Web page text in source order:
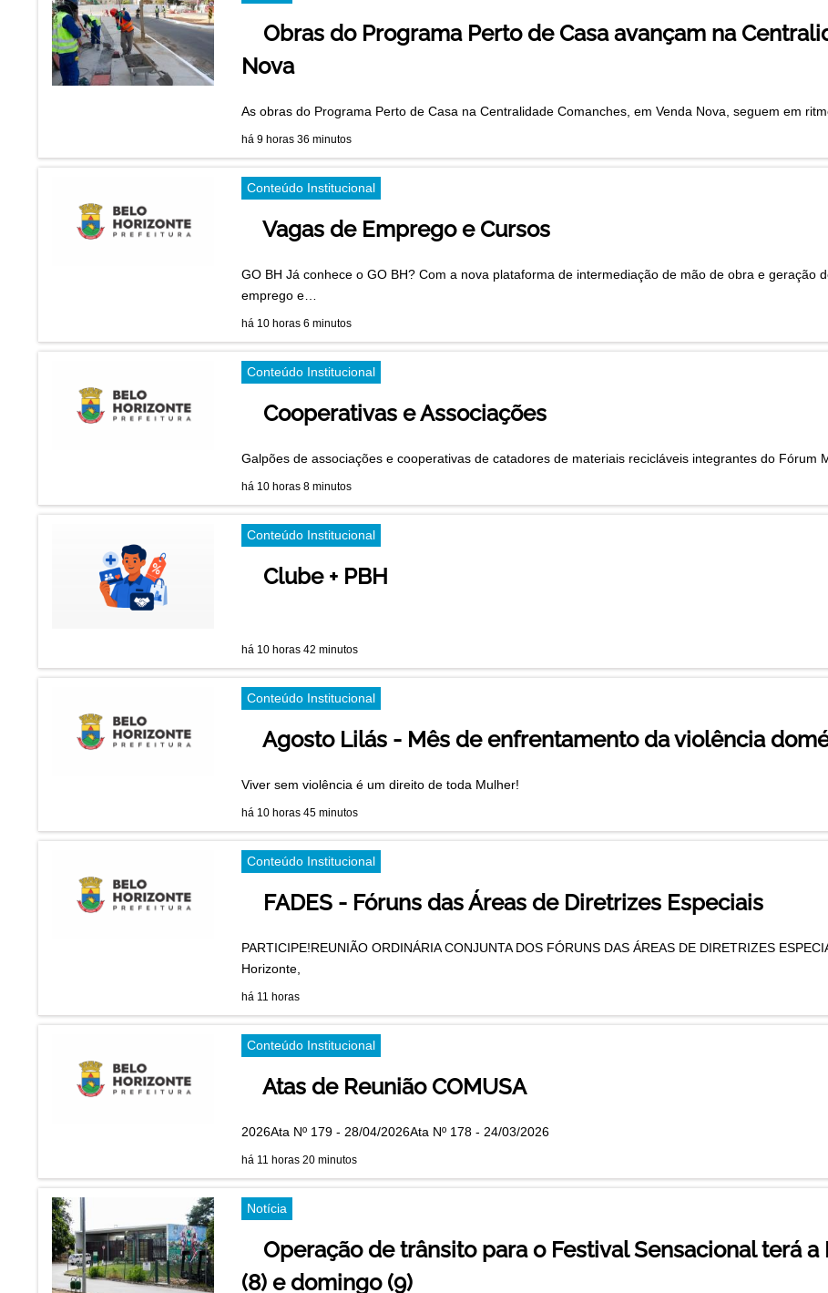
Obras do Programa Perto de Casa avançam na
Nova
As obras do Programa Perto de Casa na Centralidade Comanches, em Venda Nova, seguem em
há 9 horas 36 minutos
Conteúdo Institucional
Vagas de Emprego e Cursos
GO BH Já conhece o GO BH? Com a nova plataforma de intermediação de mão de obra e geração
emprego e…
há 10 horas 6 minutos
Conteúdo Institucional
Cooperativas e Associações
Galpões de associações e cooperativas de catadores de materiais recicláveis integrantes do Fórum
há 10 horas 8 minutos
Conteúdo Institucional
Clube + PBH
há 10 horas 42 minutos
Conteúdo Institucional
Agosto Lilás - Mês de enfrentamento da violência
Viver sem violência é um direito de toda Mulher!
há 10 horas 45 minutos
Conteúdo Institucional
FADES - Fóruns das Áreas de Diretrizes Especiais
PARTICIPE!REUNIÃO ORDINÁRIA CONJUNTA DOS FÓRUNS DAS ÁREAS DE DIRETRIZES
Horizonte,
há 11 horas
Conteúdo Institucional
Atas de Reunião COMUSA
2026Ata Nº 179 - 28/04/2026Ata Nº 178 - 24/03/2026
há 11 horas 20 minutos
Notícia
Operação de trânsito para o Festival Sensacional terá
(8) e domingo (9)